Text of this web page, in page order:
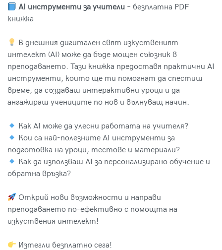
AI инструменти за учители – безплатна PDF
книжка
В днешния дигитален свят изкуственият
интелект (AI) може да бъде мощен съюзник в
преподаването. Тази книжка предоставя практични AI
инструменти, които ще ти помогнат да спестиш
време, да създаваш интерактивни уроци и да
ангажираш учениците по нов и вълнуващ начин.
Как AI може да улесни работата на учителя?
Кои са най-полезните AI инструменти за
подготовка на уроци, тестове и материали?
Как да използваш AI за персонализирано обучение и
обратна връзка?
Открий нови възможности и направи
преподаването по-ефективно с помощта на
изкуствения интелект!
Изтегли безплатно сега!